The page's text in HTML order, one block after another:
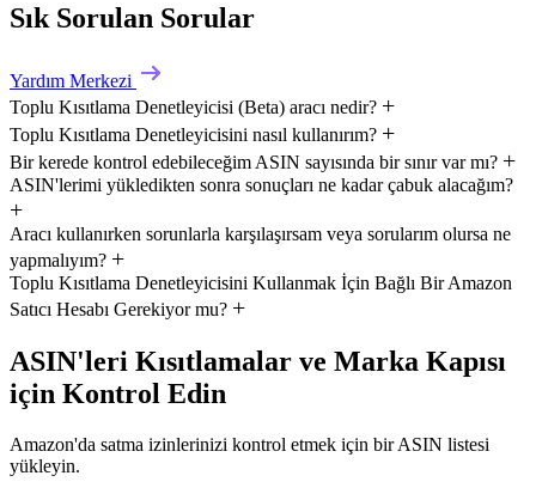
Sık Sorulan Sorular
Yardım Merkezi
Toplu Kısıtlama Denetleyicisi (Beta) aracı nedir?
Toplu Kısıtlama Denetleyicisini nasıl kullanırım?
Bir kerede kontrol edebileceğim ASIN sayısında bir sınır var mı?
ASIN'lerimi yükledikten sonra sonuçları ne kadar çabuk alacağım?
Aracı kullanırken sorunlarla karşılaşırsam veya sorularım olursa ne
yapmalıyım?
Toplu Kısıtlama Denetleyicisini Kullanmak İçin Bağlı Bir Amazon
Satıcı Hesabı Gerekiyor mu?
ASIN'leri Kısıtlamalar ve Marka Kapısı
için Kontrol Edin
Amazon'da satma izinlerinizi kontrol etmek için bir ASIN listesi
yükleyin.